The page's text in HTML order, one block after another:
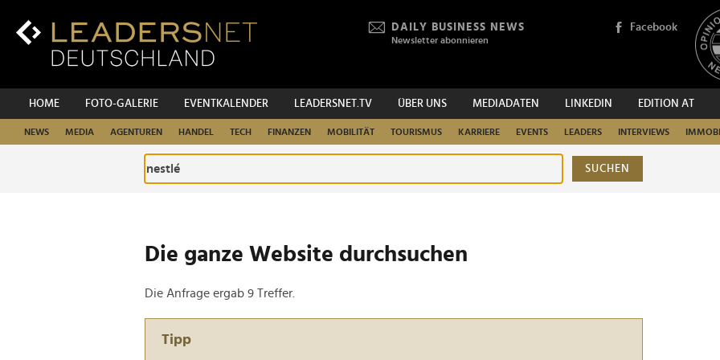
Inhalt
DAILY BUSINESS NEWS
Newsletter abonnieren
Facebook
HOME FOTO-GALERIE EVENTKALENDER LEADERSNET.TV ÜBER UNS MEDIADATEN LINKEDIN EDITION AT
NEWS MEDIA AGENTUREN HANDEL TECH FINANZEN MOBILITÄT TOURISMUS KARRIERE EVENTS LEADERS INTERVIEWS
SUCHEN
Die ganze Website durchsuchen
Die Anfrage ergab 9 Treffer.
Tipp